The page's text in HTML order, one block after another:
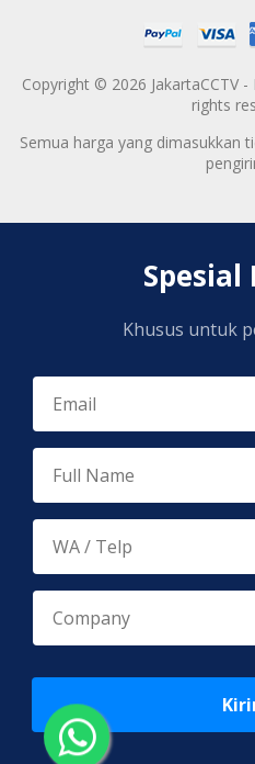
Copyright © 2026 JakartaCCTV
rights
Semua harga yang dimasukkan
Spesial
Khusus untuk